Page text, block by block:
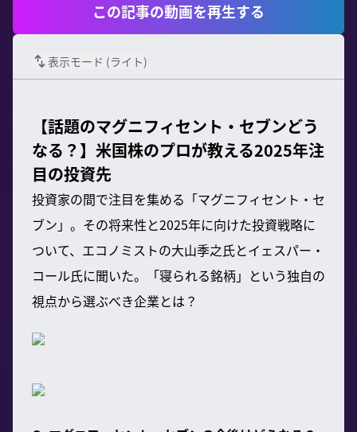
この記事の動画を再生する
表示モード (ライト)
【話題のマグニフィセント・セブンどう
なる？】米国株のプロが教える2025年注
目の投資先
投資家の間で注目を集める「マグニフィセント・セ
ブン」。その将来性と2025年に向けた投資戦略に
ついて、エコノミストの大山季之氏とイェスパー・
コール氏に聞いた。「寝られる銘柄」という独自の
視点から選ぶべき企業とは？